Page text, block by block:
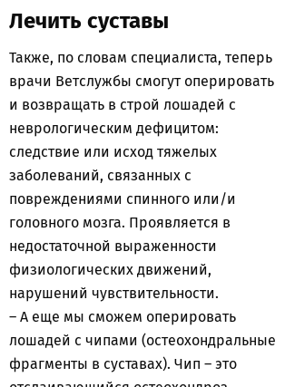
Лечить суставы
Также, по словам специалиста, теперь
врачи Ветслужбы смогут оперировать
и возвращать в строй лошадей с
неврологическим дефицитом:
следствие или исход тяжелых
заболеваний, связанных с
повреждениями спинного или/и
головного мозга. Проявляется в
недостаточной выраженности
физиологических движений,
нарушений чувствительности.
– А еще мы сможем оперировать
лошадей с чипами (остеохондральные
фрагменты в суставах). Чип – это